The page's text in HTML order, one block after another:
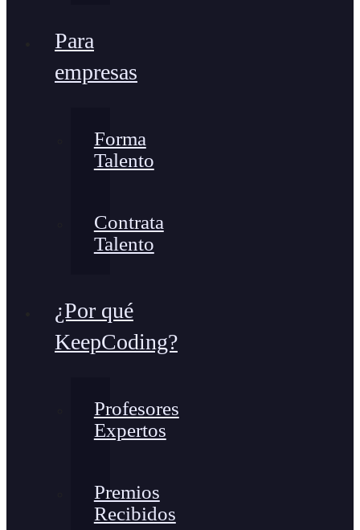
Para
empresas
Forma
Talento
Contrata
Talento
¿Por qué
KeepCoding?
Profesores
Expertos
Premios
Recibidos